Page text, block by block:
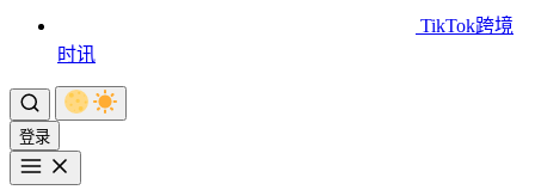
TikTok跨境
时讯
登录